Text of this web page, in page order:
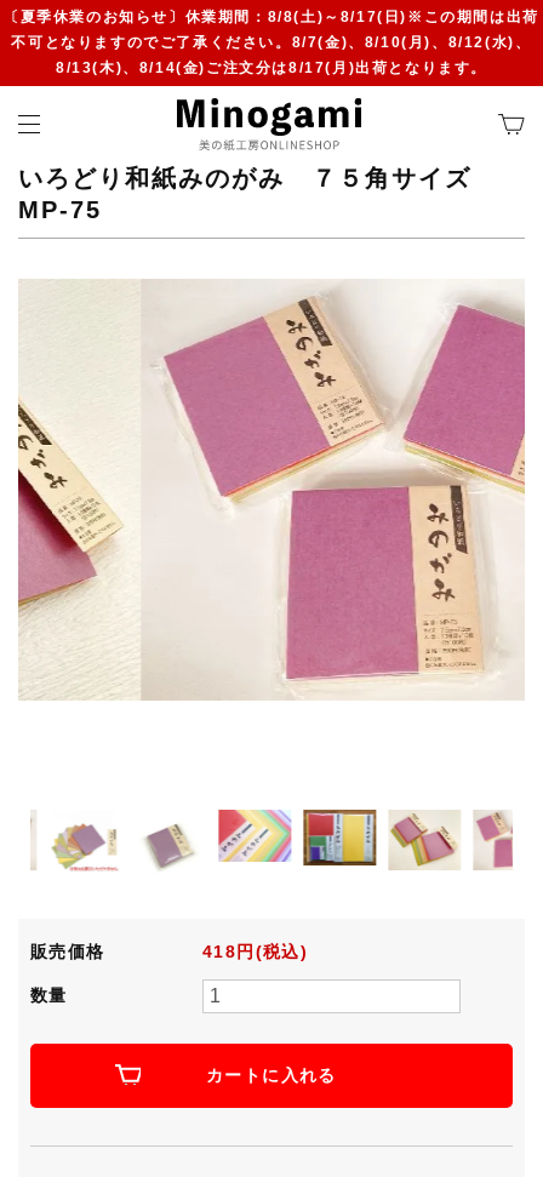
〔夏季休業のお知らせ〕休業期間：8/8(土)～8/17(日)※この期間は出荷
不可となりますのでご了承ください。8/7(金)、8/10(月)、8/12(水)、
8/13(木)、8/14(金)ご注文分は8/17(月)出荷となります。
いろどり和紙みのがみ ７５角サイズ
MP-75
販売価格 418円(税込)
数量
カートに入れる